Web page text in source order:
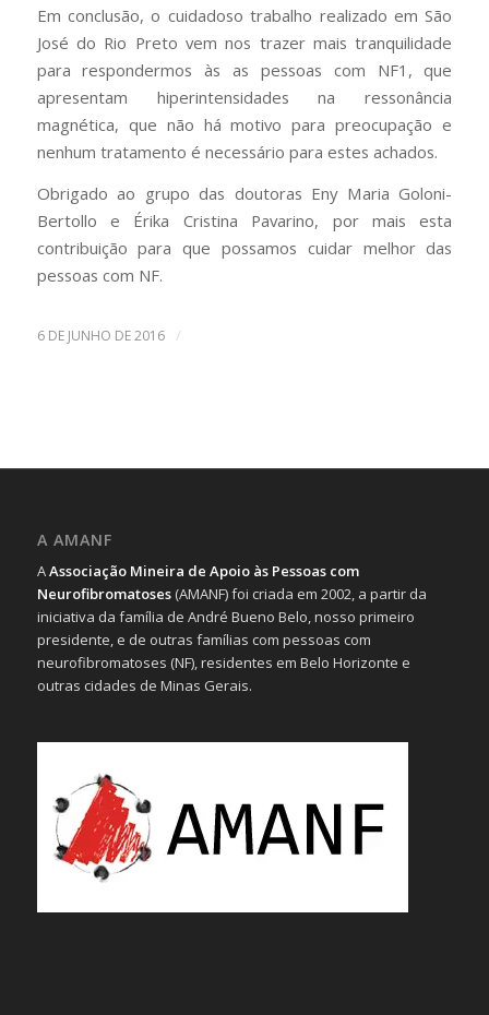
Em conclusão, o cuidadoso trabalho realizado em São
José do Rio Preto vem nos trazer mais tranquilidade
para respondermos às as pessoas com NF1, que
apresentam hiperintensidades na ressonância
magnética, que não há motivo para preocupação e
nenhum tratamento é necessário para estes achados.
Obrigado ao grupo das doutoras Eny Maria Goloni-
Bertollo e Érika Cristina Pavarino, por mais esta
contribuição para que possamos cuidar melhor das
pessoas com NF.
6 DE JUNHO DE 2016 /
A AMANF
AAssociação Mineira de Apoio às Pessoas com
Neurofibromatoses(AMANF) foi criada em 2002, a partir da
iniciativa da família de André Bueno Belo, nosso primeiro
presidente, e de outras famílias com pessoas com
neurofibromatoses (NF), residentes em Belo Horizonte e
outras cidades de Minas Gerais.